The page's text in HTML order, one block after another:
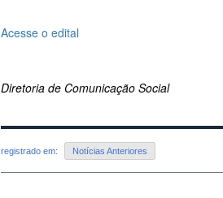
Acesse o edital
Diretoria de Comunicação Social
registrado em: Notícias Anteriores